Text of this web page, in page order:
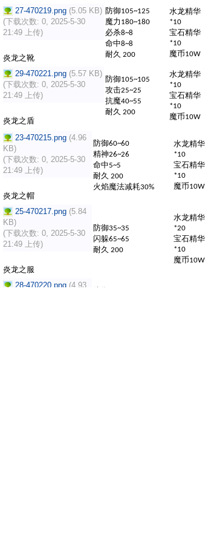
27-470219.png (5.05 KB)
(下载次数: 0, 2025-5-30
21:49 上传)
炎龙之靴
防御105~125
魔力 180~180
必杀8~8
命中8~8
耐久 200
水龙精华
*10
宝石精华
*10
魔币10W
29-470221.png (5.57 KB)
(下载次数: 0, 2025-5-30
21:49 上传)
炎龙之盾
防御105~105
攻击25~25
抗魔40~55
耐久 200
水龙精华
*10
宝石精华
*10
魔币10W
23-470215.png (4.96
KB)
(下载次数: 0, 2025-5-30
21:49 上传)
炎龙之帽
防御60~60
精神26~26
命中5~5
耐久 200
火焰魔法减耗30%
水龙精华
*10
宝石精华
*10
魔币10W
25-470217.png (5.84
KB)
(下载次数: 0, 2025-5-30
21:49 上传)
炎龙之服
防御35~35
闪躲65~65
耐久 200
水龙精华
*20
宝石精华
*10
魔币10W
28-470220.png (4.93